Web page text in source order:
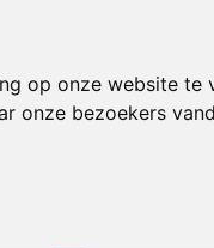
op onze website te
onze bezoekers
mijn